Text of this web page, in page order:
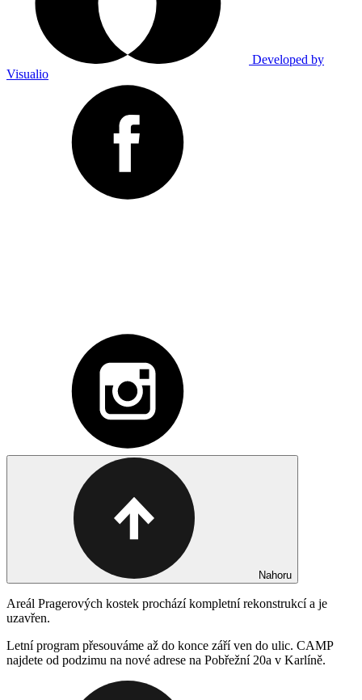
Developed by
Visualio
Nahoru
Areál Pragerových kostek prochází kompletní rekonstrukcí a je
uzavřen.
Letní program přesouváme až do konce září ven do ulic. CAMP
najdete od podzimu na nové adrese na Pobřežní 20a v Karlíně.